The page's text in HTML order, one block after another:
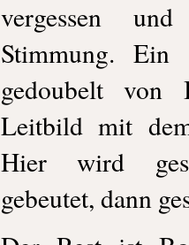
vergessen
Stimmung. Ein
gedoubelt von
Leitbild mit
Hier wird
gebeutet, dann